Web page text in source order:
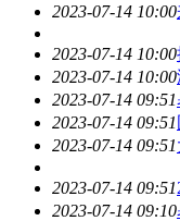
2023-07-14 10:00
2023-07-14 10:00
2023-07-14 10:00
2023-07-14 09:51
2023-07-14 09:51
2023-07-14 09:51
2023-07-14 09:51
2023-07-14 09:10